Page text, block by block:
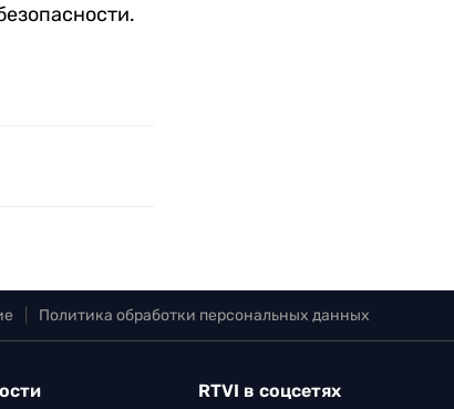
Политика обработки персональных данных
RTVI в соцсетях